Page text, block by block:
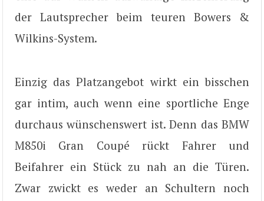
der Lautsprecher beim teuren Bowers &
Wilkins-System.
Einzig das Platzangebot wirkt ein bisschen
gar intim, auch wenn eine sportliche Enge
durchaus wünschenswert ist. Denn das BMW
M850i Gran Coupé rückt Fahrer und
Beifahrer ein Stück zu nah an die Türen.
Zwar zwickt es weder an Schultern noch